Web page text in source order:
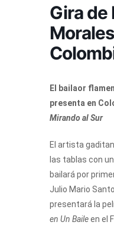
Gira de
El bailaor
presenta en
Mirando al Sur
El artista
las tablas con
bailará por
Julio Mario
presentará la
en Un Baileen el